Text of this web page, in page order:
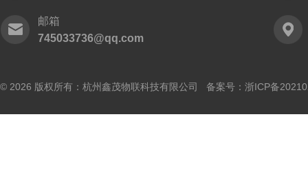
邮箱
745033736@qq.com
© 2026 版权所有：杭州鑫茂物联科技有限公司 备案号： 浙ICP备